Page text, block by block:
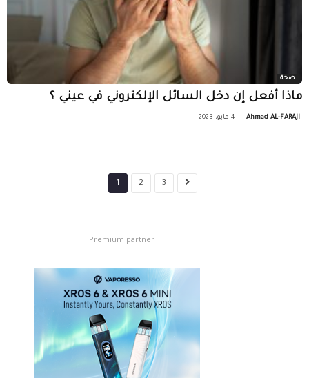
صحة
ماذا أفعل إن دخل السائل الإلكتروني في عيني ؟
Ahmad AL-FARAJI
- 4 مايو، 2023
2 3
Premium partner